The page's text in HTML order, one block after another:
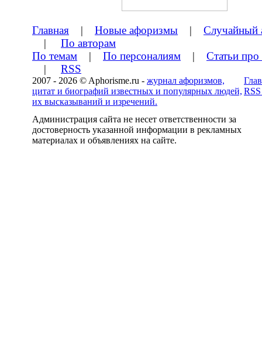
Главная | Новые афоризмы | Случайный
| По авторам
По темам | По персоналиям | Статьи
| RSS
2007 - 2026 © Aphorisme.ru - журнал афоризмов,
цитат и биографий известных и популярных людей,
их высказываний и изречений.
Администрация сайта не несет ответственности за
достоверность указанной информации в рекламных
материалах и объявлениях на сайте.